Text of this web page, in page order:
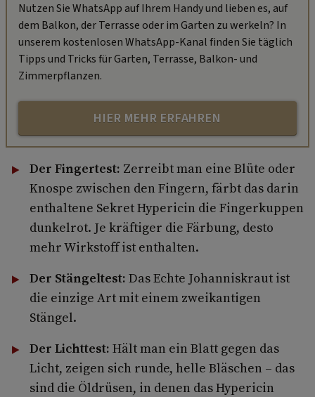
Nutzen Sie WhatsApp auf Ihrem Handy und lieben es, auf
dem Balkon, der Terrasse oder im Garten zu werkeln? In
unserem kostenlosen WhatsApp-Kanal finden Sie täglich
Tipps und Tricks für Garten, Terrasse, Balkon- und
Zimmerpflanzen.
HIER MEHR ERFAHREN
Der Fingertest: Zerreibt man eine Blüte oder
Knospe zwischen den Fingern, färbt das darin
enthaltene Sekret Hypericin die Fingerkuppen
dunkelrot. Je kräftiger die Färbung, desto
mehr Wirkstoff ist enthalten.
Der Stängeltest: Das Echte Johanniskraut ist
die einzige Art mit einem zweikantigen
Stängel.
Der Lichttest: Hält man ein Blatt gegen das
Licht, zeigen sich runde, helle Bläschen – das
sind die Öldrüsen, in denen das Hypericin